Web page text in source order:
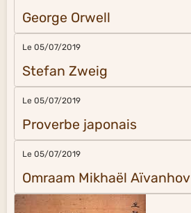
George Orwell
Le 05/07/2019
Stefan Zweig
Le 05/07/2019
Proverbe japonais
Le 05/07/2019
Omraam Mikhaël Aïvanhov